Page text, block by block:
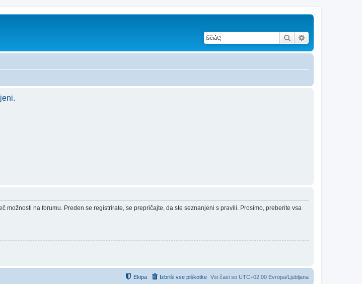
Iskanje
na forumu. Preden se registrirate, se prepričajte, da ste seznanjeni s pravili. Prosimo, preberite vsa
Vsi časi so UTC+02:00 Evropa/Ljubljana
Izbriši vse piškotke
Ekipa